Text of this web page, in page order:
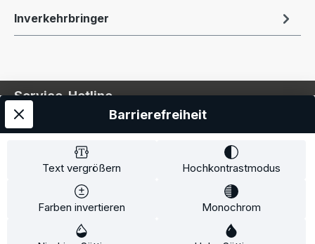
Inverkehrbringer
Service-Hotline
Service
Information
Text vergrößern Hochkontrastmodus
Farben invertieren Monochrom
Barrierefreiheit